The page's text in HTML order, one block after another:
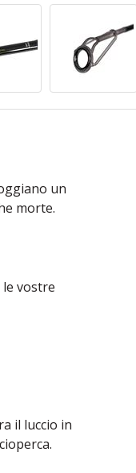
un
morte.
vostre
il luccio in